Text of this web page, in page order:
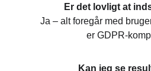
Er det lovligt at
Ja – alt foregår med
er GDPR-
Kan jeg se